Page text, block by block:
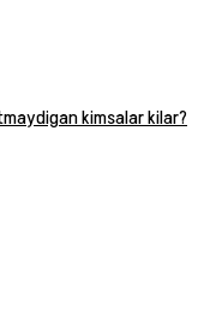
kimsalar kilar?